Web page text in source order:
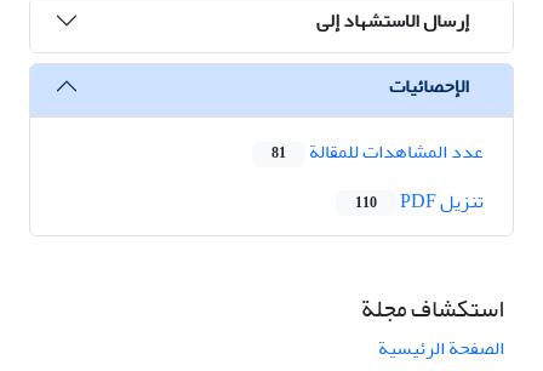
إرسال الاستشهاد إلى
الإحصائيات
عدد المشاهدات للمقالة
81
تنزیل PDF 110
استكشاف مجلة
الصفحة الرئيسية